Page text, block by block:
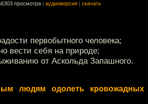
просмотра аудиоверсия скачать
первобытного человека;
вести себя на природе;
от Аскольда Запашного.
людям одолеть кровожадных